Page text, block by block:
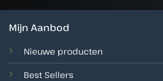
Mijn Aanbod
Nieuwe producten
Best Sellers